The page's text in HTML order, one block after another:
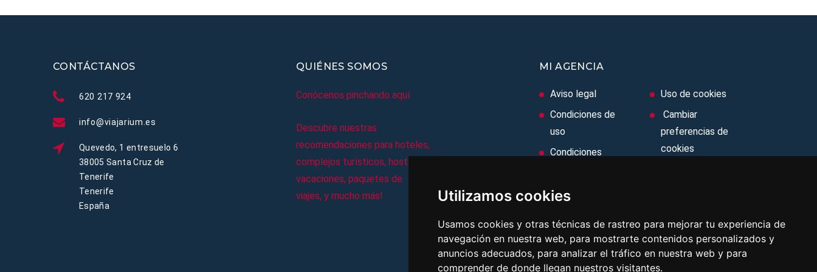
Utilizamos cookies
Usamos cookies y otras técnicas de rastreo para mejorar tu experiencia de
navegación en nuestra web, para mostrarte contenidos personalizados y
anuncios adecuados, para analizar el tráfico en nuestra web y para
comprender de donde llegan nuestros visitantes.
CONTÁCTANOS
620 217 924
info@viajarium.es
Quevedo, 1 entresuelo 6
38005 Santa Cruz de
Tenerife
Tenerife
España
QUIÉNES SOMOS
Conócenos pinchando aquí
Descubre nuestras
recomendaciones para hoteles,
complejos turísticos, hostales,
vacaciones, paquetes de
viajes, y mucho más!
MI AGENCIA
Aviso legal
Condiciones de
uso
Condiciones
Ley de Viajes
Política de
privacidad
Uso de cookies
Cambiar
preferencias de
cookies